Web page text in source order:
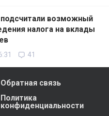
возможный
налога на вклады
41
Обратная связь
Политика
конфиденциальности